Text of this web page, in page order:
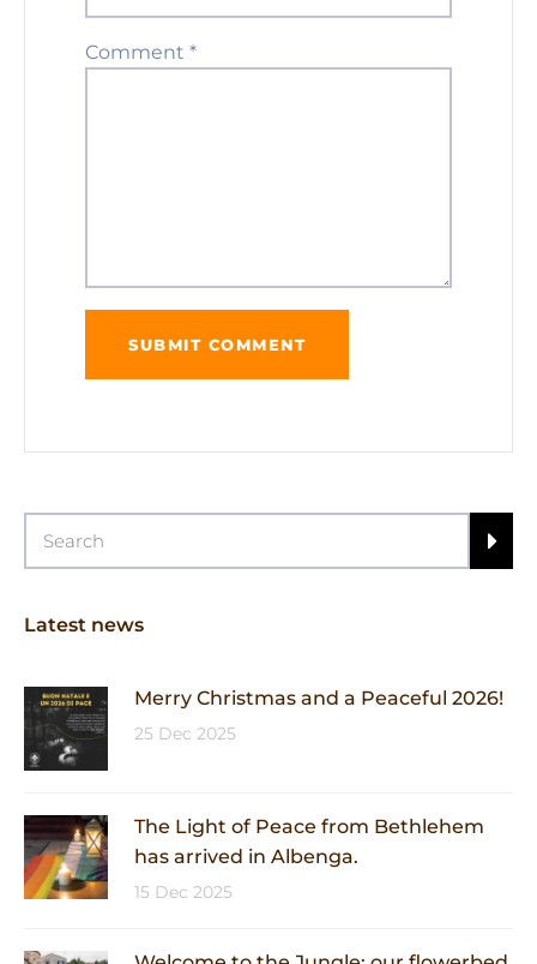
Comment *
Latest news
Merry Christmas and a Peaceful 2026!
25 Dec 2025
The Light of Peace from Bethlehem
has arrived in Albenga.
15 Dec 2025